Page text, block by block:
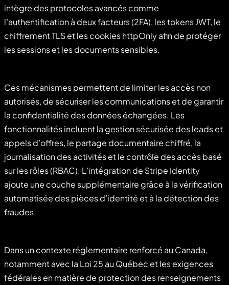
intègre des protocoles avancés comme
l’authentification à deux facteurs (2FA), les tokens JWT, le
chiffrement TLS et les cookies httpOnly afin de protéger
les sessions et les documents sensibles.
Ces mécanismes permettent de limiter les accès non
autorisés, de sécuriser les communications et de garantir
la confidentialité des données échangées. Les
fonctionnalités incluent la gestion sécurisée des leads et
appels d’offres, le partage documentaire chiffré, la
journalisation des activités et le contrôle des accès basé
sur les rôles (RBAC). L’intégration de Stripe Identity
ajoute une couche supplémentaire grâce à la vérification
automatisée des pièces d’identité et à la détection des
fraudes.
Dans un contexte réglementaire renforcé au Canada,
notamment avec la Loi 25 au Québec et les exigences
fédérales en matière de protection des renseignements